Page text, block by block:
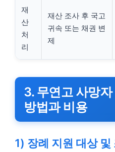
재
산
처
리
재산 조사 후 국고
귀속 또는 채권 변
제
3. 무연고 사망
방법과 비용
1) 장례 지원 대상 및